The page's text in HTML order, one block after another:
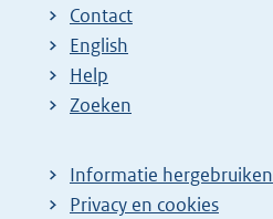
Contact
English
Help
Zoeken
Informatie hergebruiken
Privacy en cookies